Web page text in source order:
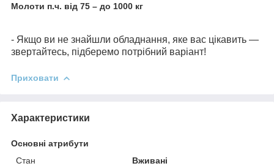
Молоти п.ч. від 75 – до 1000 кг
- Якщо ви не знайшли обладнання, яке вас цікавить —
звертайтесь, підберемо потрібний варіант!
Приховати
Характеристики
Основні атрибути
Стан
Вживані